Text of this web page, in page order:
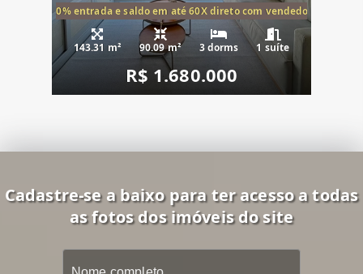
20% entrada e saldo em até 60X direto com vendedor
143.31 m² 90.09 m² 3 dorms 1 suíte
R$ 1.680.000
Cadastre-se a baixo para ter acesso a todas
as fotos dos imóveis do site